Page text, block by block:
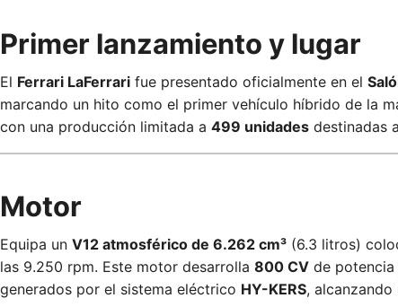
Primer lanzamiento y lugar
El Ferrari LaFerrari fue presentado oficialmente en el
marcando un hito como el primer vehículo híbrido de la
con una producción limitada a 499 unidades destinadas
Motor
Equipa un V12 atmosférico de 6.262 cm³ (6.3 litros)
las 9.250 rpm. Este motor desarrolla 800 CV de potencia
generados por el sistema eléctrico HY-KERS,